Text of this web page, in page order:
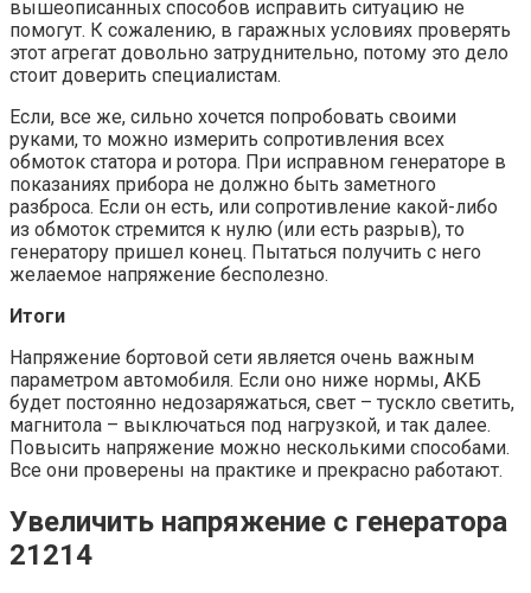
вышеописанных способов исправить ситуацию не
помогут. К сожалению, в гаражных условиях проверять
этот агрегат довольно затруднительно, потому это дело
стоит доверить специалистам.
Если, все же, сильно хочется попробовать своими
руками, то можно измерить сопротивления всех
обмоток статора и ротора. При исправном генераторе в
показаниях прибора не должно быть заметного
разброса. Если он есть, или сопротивление какой-либо
из обмоток стремится к нулю (или есть разрыв), то
генератору пришел конец. Пытаться получить с него
желаемое напряжение бесполезно.
Итоги
Напряжение бортовой сети является очень важным
параметром автомобиля. Если оно ниже нормы, АКБ
будет постоянно недозаряжаться, свет – тускло светить,
магнитола – выключаться под нагрузкой, и так далее.
Повысить напряжение можно несколькими способами.
Все они проверены на практике и прекрасно работают.
Увеличить напряжение с генератора
21214